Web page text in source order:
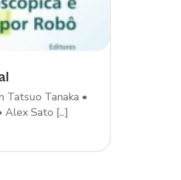
Tanaka •
Alex Sato [...]